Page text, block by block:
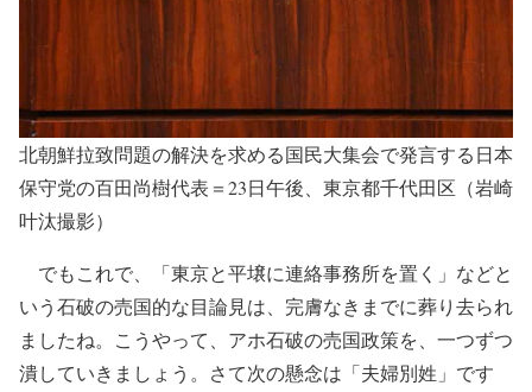
北朝鮮拉致問題の解決を求める国民大集会で発言する日本
保守党の百田尚樹代表＝23日午後、東京都千代田区（岩崎
叶汰撮影）
でもこれで、「東京と平壌に連絡事務所を置く」などと
いう石破の売国的な目論見は、完膚なきまでに葬り去られ
ましたね。こうやって、アホ石破の売国政策を、一つずつ
潰していきましょう。さて次の懸念は「夫婦別姓」です